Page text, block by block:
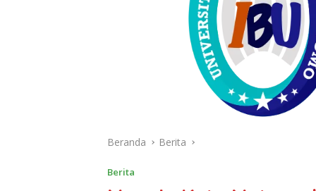
Beranda Berita
Berita